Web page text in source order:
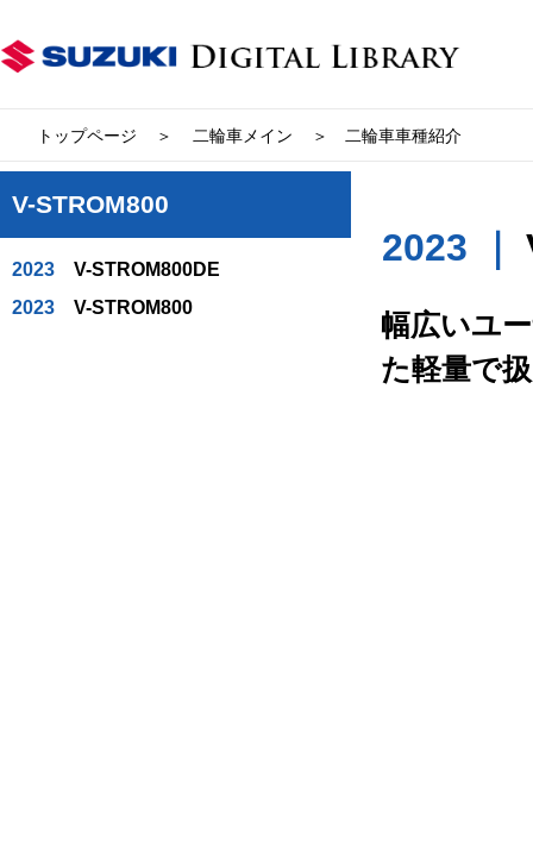
トップページ 二輪車メイン 二輪車車種紹介
V-STROM800
2023
V-STROM800DE
2023
V-STROM800
2023 ｜
幅広いユ
た軽量で